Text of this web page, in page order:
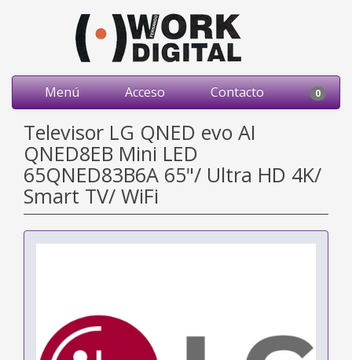
Menú Acceso Contacto 0
Televisor LG QNED evo AI
QNED8EB Mini LED
65QNED83B6A 65"/ Ultra HD 4K/
Smart TV/ WiFi